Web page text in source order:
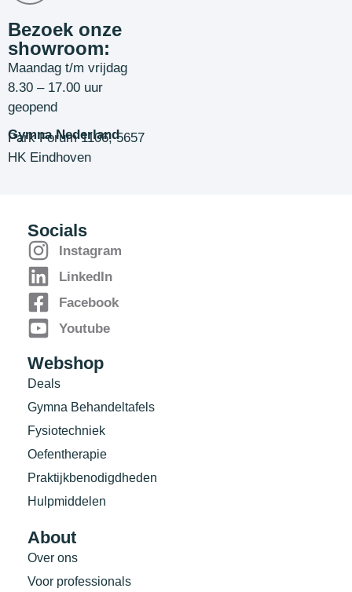
Bezoek onze
showroom:
Maandag t/m vrijdag
8.30 – 17.00 uur
geopend
Gymna Nederland
Park Forum 1106, 5657
HK Eindhoven
Socials
Instagram
LinkedIn
Facebook
Youtube
Webshop
Deals
Gymna Behandeltafels
Fysiotechniek
Oefentherapie
Praktijkbenodigdheden
Hulpmiddelen
About
Over ons
Voor professionals